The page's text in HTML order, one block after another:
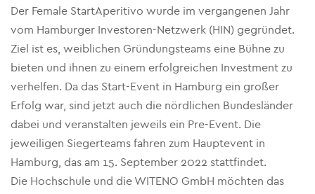
Der Female StartAperitivo wurde im vergangenen Jahr
vom Hamburger Investoren-Netzwerk (HIN) gegründet.
Ziel ist es, weiblichen Gründungsteams eine Bühne zu
bieten und ihnen zu einem erfolgreichen Investment zu
verhelfen. Da das Start-Event in Hamburg ein großer
Erfolg war, sind jetzt auch die nördlichen Bundesländer
dabei und veranstalten jeweils ein Pre-Event. Die
jeweiligen Siegerteams fahren zum Hauptevent in
Hamburg, das am 15. September 2022 stattfindet.
Die Hochschule und die WITENO GmbH möchten das